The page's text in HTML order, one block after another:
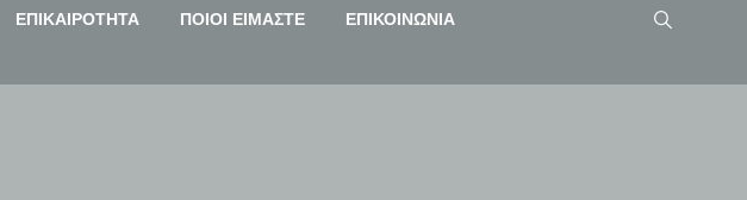
ΕΠΙΚΑΙΡΟΤΗΤΑ ΠΟΙΟΊ ΕΊΜΑΣΤΕ ΕΠΙΚΟΙΝΩΝΙΑ